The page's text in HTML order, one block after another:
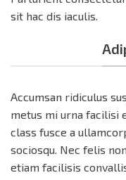
sit hac dis iaculis.
Accumsan ridiculus
metus mi urna facilisi
class fusce a
sociosqu. Nec felis
etiam facilisis